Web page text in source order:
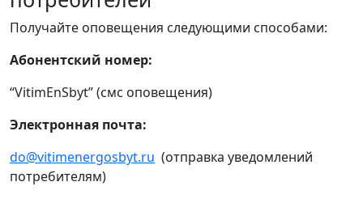
Получайте оповещения следующими способами:
Абонентский номер:
“VitimEnSbyt” (смс оповещения)
Электронная почта:
do@vitimenergosbyt.ru (отправка уведомлений
потребителям)